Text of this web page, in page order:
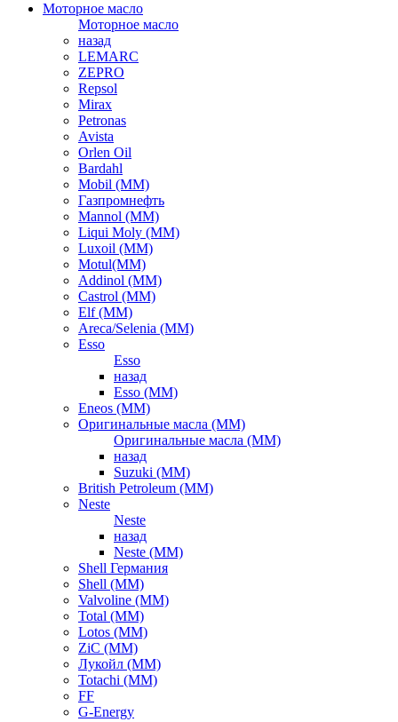
Моторное масло
Моторное масло
назад
LEMARC
ZEPRO
Repsol
Mirax
Petronas
Avista
Orlen Oil
Bardahl
Mobil (ММ)
Газпромнефть
Mannol (ММ)
Liqui Moly (ММ)
Luxoil (ММ)
Motul(ММ)
Addinol (ММ)
Castrol (ММ)
Elf (ММ)
Areca/Selenia (ММ)
Esso
Esso
назад
Esso (ММ)
Eneos (ММ)
Оригинальные масла (ММ)
Оригинальные масла (ММ)
назад
Suzuki (ММ)
British Petroleum (ММ)
Neste
Neste
назад
Neste (ММ)
Shell Германия
Shell (ММ)
Valvoline (ММ)
Total (ММ)
Lotos (ММ)
ZiC (ММ)
Лукойл (ММ)
Totachi (MM)
FF
G-Energy